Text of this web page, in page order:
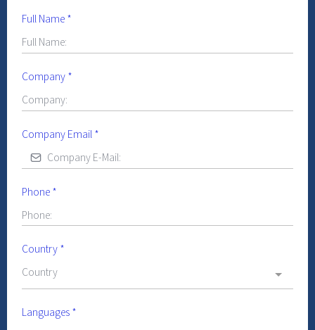
Full Name *
Company *
Company Email *
Phone *
Country *
Country
Languages *